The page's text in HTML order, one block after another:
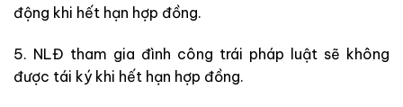
động khi hết hạn hợp đồng.
5. NLĐ tham gia đình công trái pháp luật sẽ không
được tái ký khi hết hạn hợp đồng.